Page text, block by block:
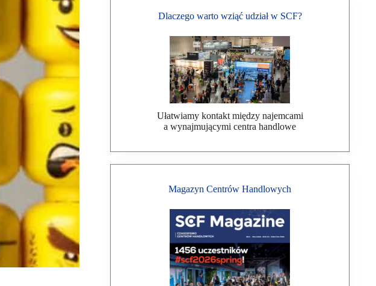
Dlaczego warto wziąć udział w SCF?
Ułatwiamy kontakt między najemcami
a wynajmującymi centra handlowe
Magazyn Centrów Handlowych